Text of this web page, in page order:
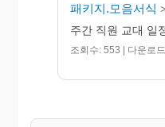
패키지.모음서식 >
주간 직원 교대 일
조회수: 553 | 다운로